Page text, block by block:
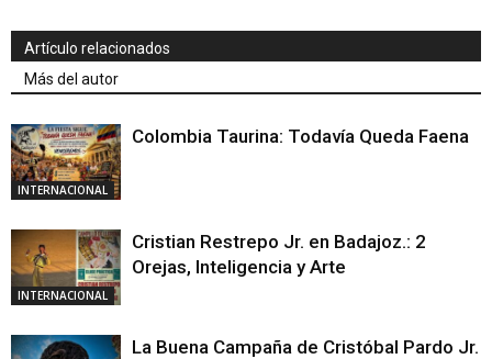
Artículo relacionados
Más del autor
INTERNACIONAL
Colombia Taurina: Todavía Queda Faena
INTERNACIONAL
Cristian Restrepo Jr. en Badajoz.: 2
Orejas, Inteligencia y Arte
La Buena Campaña de Cristóbal Pardo Jr.